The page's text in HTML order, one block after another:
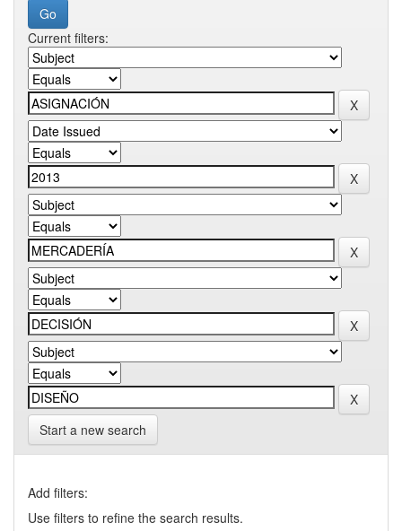
Current filters:
Start a new search
Add filters:
Use filters to refine the search results.